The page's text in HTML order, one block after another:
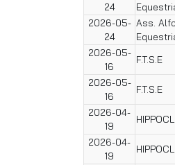
24
2026-05-
24
Ass.
2026-05-
16
F.T.S.E
2026-05-
16
F.T.S.E
2026-04-
19
2026-04-
19